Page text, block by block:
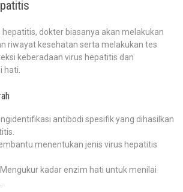
dokter biasanya akan melakukan
riwayat kesehatan serta melakukan tes
keberadaan virus hepatitis dan
hati.
antibodi spesifik yang dihasilkan
menentukan jenis virus hepatitis
Mengukur kadar enzim hati untuk menilai